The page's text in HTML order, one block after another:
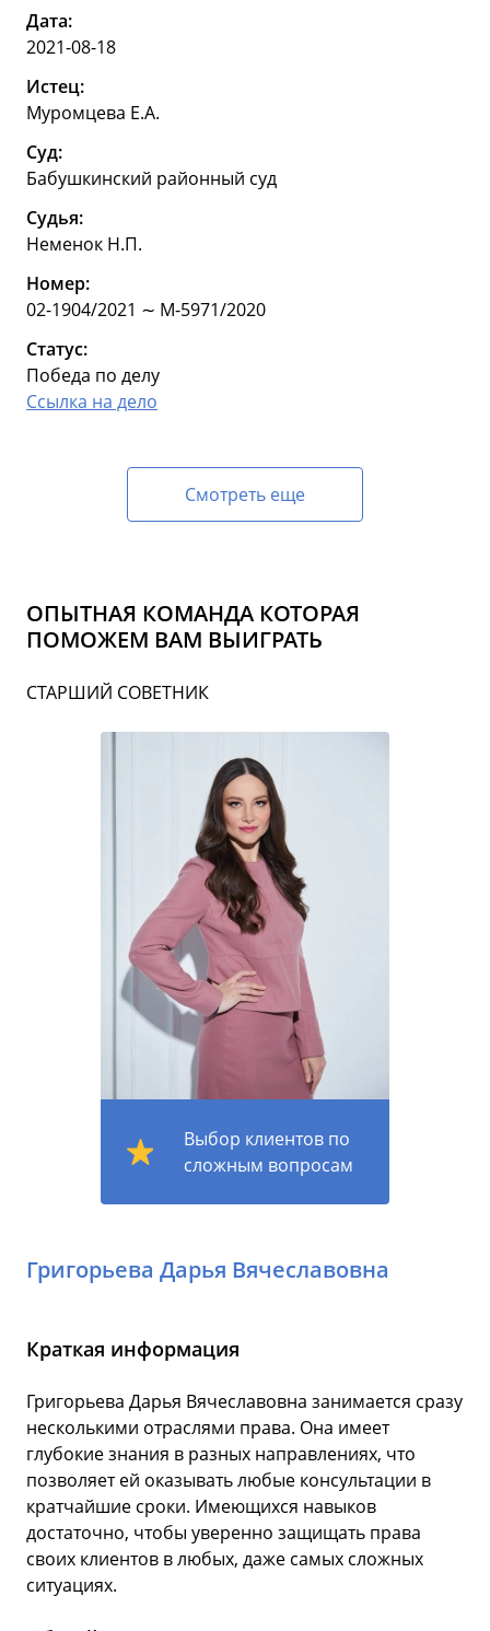
Дата:
2021-08-18
Истец:
Муромцева Е.А.
Суд:
Бабушкинский районный суд
Судья:
Неменок Н.П.
Номер:
02-1904/2021 ∼ М-5971/2020
Статус:
Победа по делу
Ссылка на дело
Смотреть еще
ОПЫТНАЯ КОМАНДА КОТОРАЯ
ПОМОЖЕМ ВАМ ВЫИГРАТЬ
СТАРШИЙ СОВЕТНИК
Выбор клиентов по
сложным вопросам
Григорьева Дарья Вячеславовна
Краткая информация
Григорьева Дарья Вячеславовна занимается сразу
несколькими отраслями права. Она имеет
глубокие знания в разных направлениях, что
позволяет ей оказывать любые консультации в
кратчайшие сроки. Имеющихся навыков
достаточно, чтобы уверенно защищать права
своих клиентов в любых, даже самых сложных
ситуациях.